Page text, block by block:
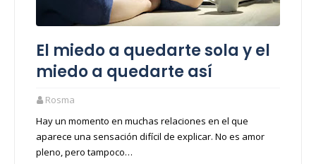
El miedo a quedarte sola y el
miedo a quedarte así
Rosma
Hay un momento en muchas relaciones en el que
aparece una sensación difícil de explicar. No es amor
pleno, pero tampoco…